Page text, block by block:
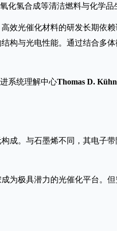
化氢合成等清洁燃料与化学品
效光催化材料的研发长期依
构与光电性能。通过结合多
系统理解中心Thomas D.
。与石墨烯不同，其电子
为极具潜力的光催化平台。